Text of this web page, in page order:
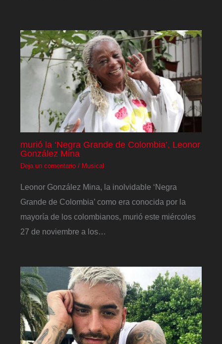
murió la ‘Negra Grande de Colombia’, Leonor
González Mina
Deja un comentario / Musical
Leonor González Mina, la inolvidable ‘Negra
Grande de Colombia’ como era conocida por la
mayoría de los colombianos, murió este miércoles
27 de noviembre a los…